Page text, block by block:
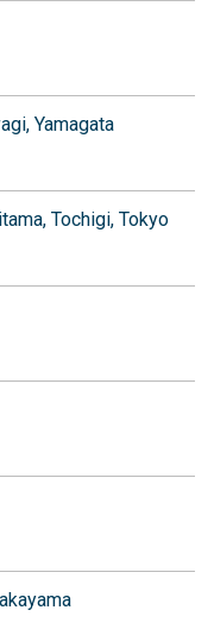
Yamagata
Tochigi Tokyo